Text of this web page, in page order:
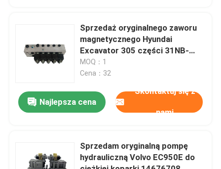
Skontaktuj się z nami
Poprosić o wycenę
Części zamienne Cuminsa
Sprzedaż oryginalnego zaworu
magnetycznego Hyundai
Excavator 305 części 31NB-
20141
MOQ：1
Cena：32
Najlepsza cena
Skontaktuj się z
nami
Sprzedam oryginalną pompę
hydrauliczną Volvo EC950E do